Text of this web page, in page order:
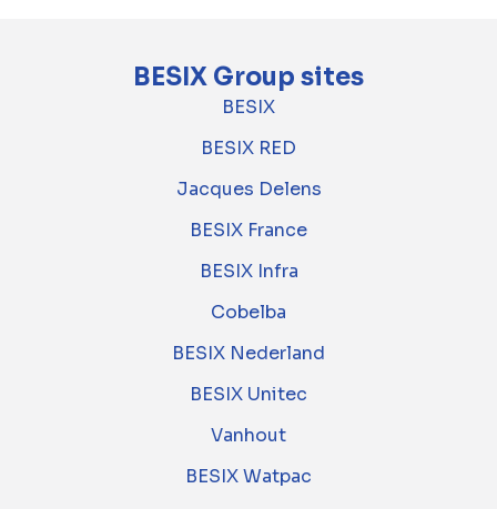
BESIX Group sites
BESIX
BESIX RED
Jacques Delens
BESIX France
BESIX Infra
Cobelba
BESIX Nederland
BESIX Unitec
Vanhout
BESIX Watpac